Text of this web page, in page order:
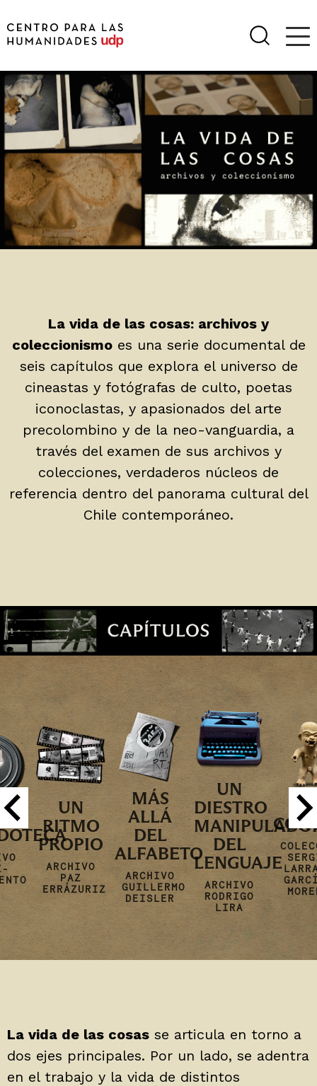
La vida de las cosas: archivos y
coleccionismoes una serie documental de
seis capítulos que explora el universo de
cineastas y fotógrafas de culto, poetas
iconoclastas, y apasionados del arte
precolombino y de la neo-vanguardia, a
través del examen de sus archivos y
colecciones, verdaderos núcleos de
referencia dentro del panorama cultural del
Chile contemporáneo.
UN
PAZ
MÁS
ALLÁ
DEL
ALFABETO
ARCHIVO
GUILLERMO
DEISLER
UN
DIESTRO
MANIPULADOR
DEL
LENGUAJE
ARCHIVO
RODRIGO
LIRA
EL
CONTAGIO
COLECCIÓN
SERGIO
LARRAÍN
GARCÍA-
MORENO
La vida de las cosas se articula en torno a
dos ejes principales. Por un lado, se adentra
en el trabajo y la vida de distintos